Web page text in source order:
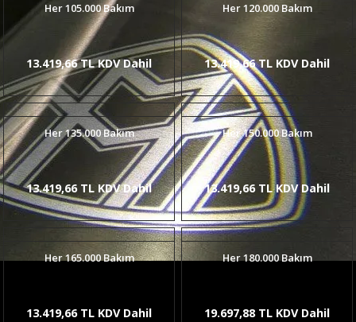
Her 105.000 Bakım
13.419,66 TL KDV Dahil
Her 120.000 Bakım
13.419,66 TL KDV Dahil
Her 135.000 Bakım
13.419,66 TL KDV Dahil
Her 150.000 Bakım
13.419,66 TL KDV Dahil
Her 165.000 Bakım
13.419,66 TL KDV Dahil
Her 180.000 Bakım
19.697,88 TL KDV Dahil